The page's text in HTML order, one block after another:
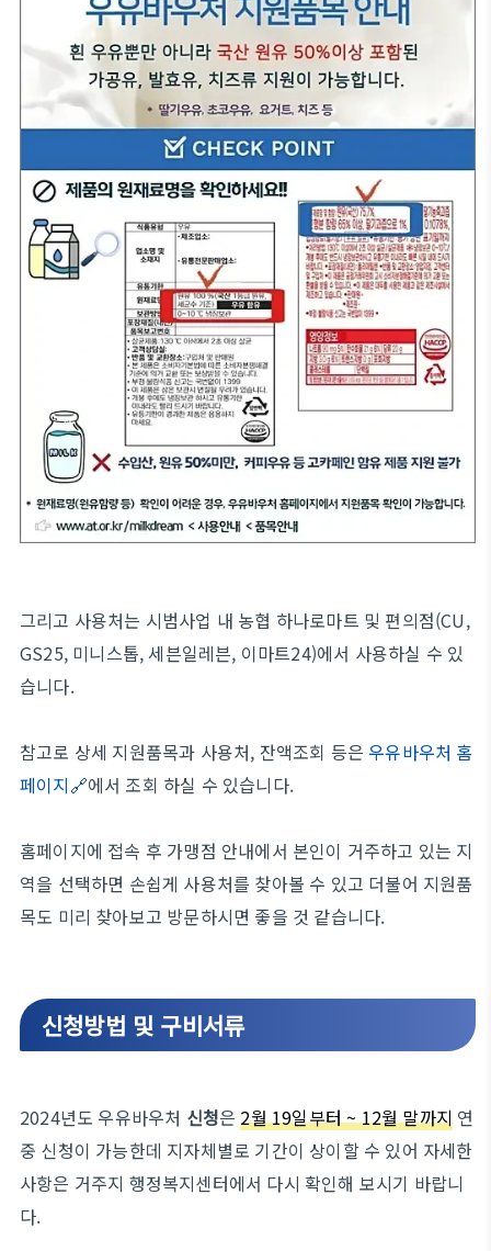
그리고 사용처는 시범사업 내 농협 하나로마트 및 편의점(CU,
GS25, 미니스톱, 세븐일레븐, 이마트24)에서 사용하실 수 있
습니다.
참고로 상세 지원품목과 사용처, 잔액조회 등은 우유바우처 홈
페이지🔗에서 조회 하실 수 있습니다.
홈페이지에 접속 후 가맹점 안내에서 본인이 거주하고 있는 지
역을 선택하면 손쉽게 사용처를 찾아볼 수 있고 더불어 지원품
목도 미리 찾아보고 방문하시면 좋을 것 같습니다.
신청방법 및 구비서류
2024년도 우유바우처 신청은2월 19일부터 ~ 12월 말까지 연
중 신청이 가능한데 지자체별로 기간이 상이할 수 있어 자세한
사항은 거주지 행정복지센터에서 다시 확인해 보시기 바랍니
다.